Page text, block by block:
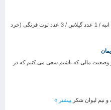
چه موادی لازم داریم؟ انبه / 1 عدد گیلاس / 3 عدد توت فرنگی (خرد
وضعیت مالی که باشیم سعی می کنیم که در
بیشتر »